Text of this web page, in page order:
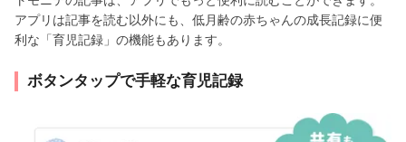
アプリは記事を読む以外にも、低月齢の赤ちゃんの成長記録に便
利な「育児記録」の機能もあります。
ボタンタップで手軽な育児記録